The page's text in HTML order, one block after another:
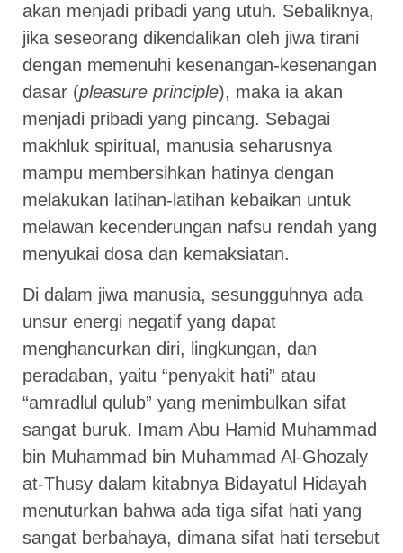
akan menjadi pribadi yang utuh. Sebaliknya,
jika seseorang dikendalikan oleh jiwa tirani
dengan memenuhi kesenangan-kesenangan
dasar (pleasure principle), maka ia akan
menjadi pribadi yang pincang. Sebagai
makhluk spiritual, manusia seharusnya
mampu membersihkan hatinya dengan
melakukan latihan-latihan kebaikan untuk
melawan kecenderungan nafsu rendah yang
menyukai dosa dan kemaksiatan.
Di dalam jiwa manusia, sesungguhnya ada
unsur energi negatif yang dapat
menghancurkan diri, lingkungan, dan
peradaban, yaitu “penyakit hati” atau
“amradlul qulub” yang menimbulkan sifat
sangat buruk. Imam Abu Hamid Muhammad
bin Muhammad bin Muhammad Al-Ghozaly
at-Thusy dalam kitabnya Bidayatul Hidayah
menuturkan bahwa ada tiga sifat hati yang
sangat berbahaya, dimana sifat hati tersebut